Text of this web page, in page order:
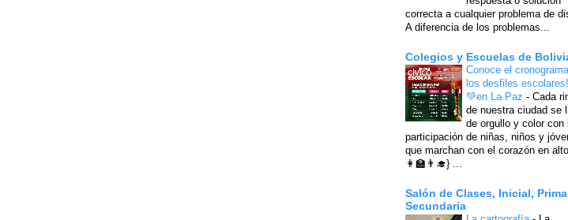
correcta a cualquier problema de
A diferencia de los problemas...
Colegios y Escuelas de
Conoce el
los desfiles
💚en La Paz - Cada
de nuestra ciudad se
de orgullo y color con
participación de niñas, niños y
que marchan con el corazón en
👩‍🏫👨‍🎓} ...
Salón de Clases, Inicial,
Secundaria